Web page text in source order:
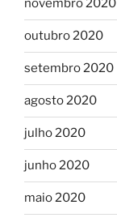
novembro 2020
outubro 2020
setembro 2020
agosto 2020
julho 2020
junho 2020
maio 2020